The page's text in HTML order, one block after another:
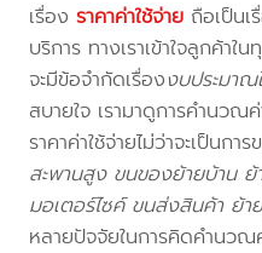
เรื่องราคาค่าใช้จ่าย ถือเป็น
บริการ ทางเราเข้าใจลูกค้า
จะมีข้อจำกัดเรื่องงบประมาณ
สบายใจ เรามาดูการคำนว
ราคาค่าใช้จ่ายไม่ว่าจะเป็นกา
สะพานสูง ขนของย้ายบ้าน
มอเตอร์ไซค์ ขนส่งสินค้า ย้
หลายปัจจัยในการคิดคำนว